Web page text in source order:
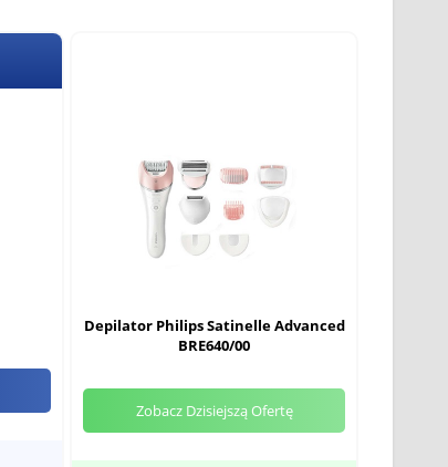
Depilator Philips Satinelle Advanced
BRE640/00
Zobacz Dzisiejszą Ofertę